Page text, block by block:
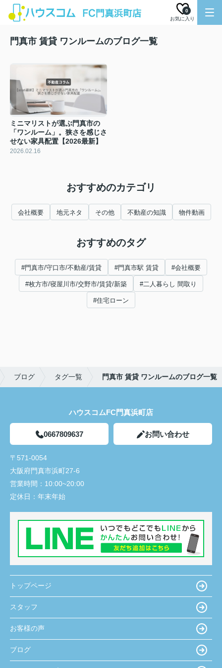
お気に入り
0
門真市 賃貸 ワンルームのブログ一覧
ミニマリストが選ぶ門真市の
「ワンルーム」。狭さを感じさ
せない家具配置【2026最新】
2026.02.16
おすすめのカテゴリ
会社概要 地元ネタ その他 不動産の知識 物件動画
おすすめのタグ
#門真市/守口市/不動産/賃貸 #門真市駅 賃貸 #会社概要
#枚方市/寝屋川市/交野市/賃貸/新築 #二人暮らし 間取り
#住宅ローン
ブログ タグ一覧 門真市 賃貸 ワンルームのブログ一覧
ハウスコムFC門真浜町店
0667809637 お問い合わせ
〒571-0054
大阪府門真市浜町27-6
営業時間： 10:00~20:00
定休日： 年末年始
トップページ
スタッフ
お客様の声
ブログ